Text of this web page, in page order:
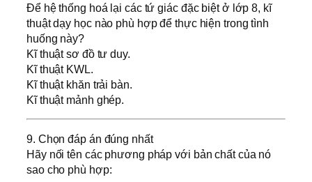
Để hệ thống hoá lại các tứ giác đặc biệt ở lớp 8, kĩ
thuật dạy học nào phù hợp để thực hiện trong tình
huống này?
Kĩ thuật sơ đồ tư duy.
Kĩ thuật KWL.
Kĩ thuật khăn trải bàn.
Kĩ thuật mảnh ghép.
9. Chọn đáp án đúng nhất
Hãy nối tên các phương pháp với bản chất của nó
sao cho phù hợp: